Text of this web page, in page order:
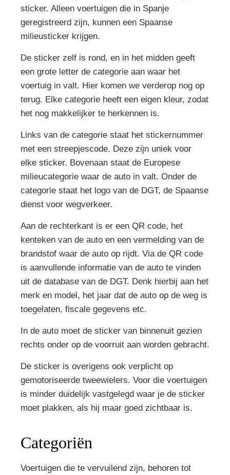
sticker. Alleen voertuigen die in Spanje
geregistreerd zijn, kunnen een Spaanse
milieusticker krijgen.
De sticker zelf is rond, en in het midden geeft
een grote letter de categorie aan waar het
voertuig in valt. Hier komen we verderop nog op
terug. Elke categorie heeft een eigen kleur, zodat
het nog makkelijker te herkennen is.
Links van de categorie staat het stickernummer
met een streepjescode. Deze zijn uniek voor
elke sticker. Bovenaan staat de Europese
milieucategorie waar de auto in valt. Onder de
categorie staat het logo van de DGT, de Spaanse
dienst voor wegverkeer.
Aan de rechterkant is er een QR code, het
kenteken van de auto en een vermelding van de
brandstof waar de auto op rijdt. Via de QR code
is aanvullende informatie van de auto te vinden
uit de database van de DGT. Denk hierbij aan het
merk en model, het jaar dat de auto op de weg is
toegelaten, fiscale gegevens etc.
In de auto moet de sticker van binnenuit gezien
rechts onder op de voorruit aan worden gebracht.
De sticker is overigens ook verplicht op
gemotoriseerde tweewielers. Voor die voertuigen
is minder duidelijk vastgelegd waar je de sticker
moet plakken, als hij maar goed zichtbaar is.
Categoriën
Voertuigen die te vervuilend zijn, behoren tot